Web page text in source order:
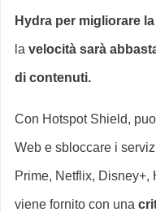
Hydra per migliorare
la velocità sarà
di contenuti.
Con Hotspot Shield,
Web e sbloccare i
Prime, Netflix, Disney+,
viene fornito con una